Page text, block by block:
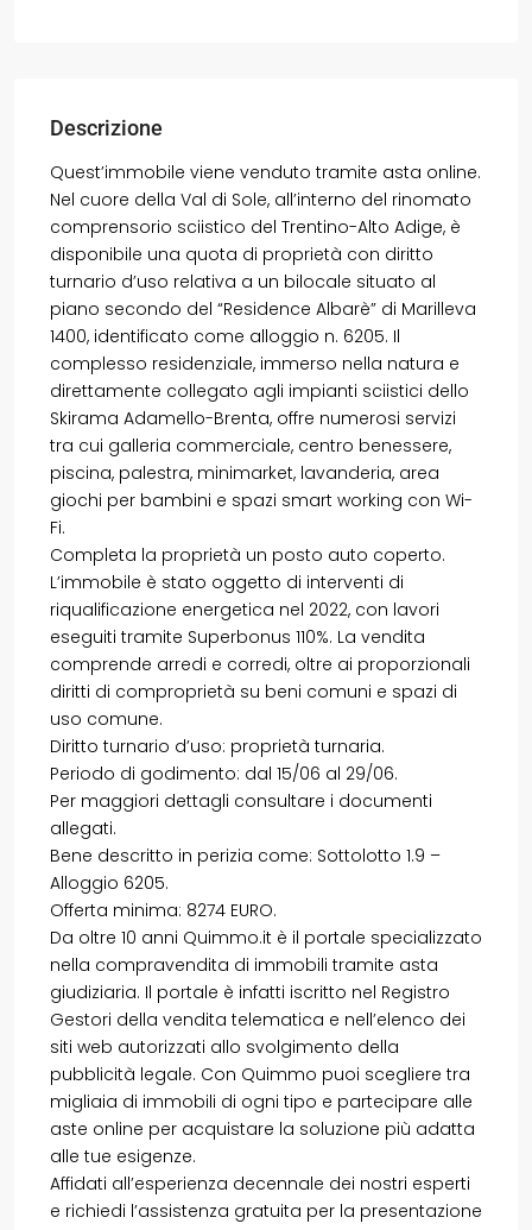
Descrizione
Quest’immobile viene venduto tramite asta online.
Nel cuore della Val di Sole, all’interno del rinomato
comprensorio sciistico del Trentino-Alto Adige, è
disponibile una quota di proprietà con diritto
turnario d’uso relativa a un bilocale situato al
piano secondo del “Residence Albarè” di Marilleva
1400, identificato come alloggio n. 6205. Il
complesso residenziale, immerso nella natura e
direttamente collegato agli impianti sciistici dello
Skirama Adamello-Brenta, offre numerosi servizi
tra cui galleria commerciale, centro benessere,
piscina, palestra, minimarket, lavanderia, area
giochi per bambini e spazi smart working con Wi-
Fi.
Completa la proprietà un posto auto coperto.
L’immobile è stato oggetto di interventi di
riqualificazione energetica nel 2022, con lavori
eseguiti tramite Superbonus 110%. La vendita
comprende arredi e corredi, oltre ai proporzionali
diritti di comproprietà su beni comuni e spazi di
uso comune.
Diritto turnario d’uso: proprietà turnaria.
Periodo di godimento: dal 15/06 al 29/06.
Per maggiori dettagli consultare i documenti
allegati.
Bene descritto in perizia come: Sottolotto 1.9 –
Alloggio 6205.
Offerta minima: 8274 EURO.
Da oltre 10 anni Quimmo.it è il portale specializzato
nella compravendita di immobili tramite asta
giudiziaria. Il portale è infatti iscritto nel Registro
Gestori della vendita telematica e nell’elenco dei
siti web autorizzati allo svolgimento della
pubblicità legale. Con Quimmo puoi scegliere tra
migliaia di immobili di ogni tipo e partecipare alle
aste online per acquistare la soluzione più adatta
alle tue esigenze.
Affidati all’esperienza decennale dei nostri esperti
e richiedi l’assistenza gratuita per la presentazione